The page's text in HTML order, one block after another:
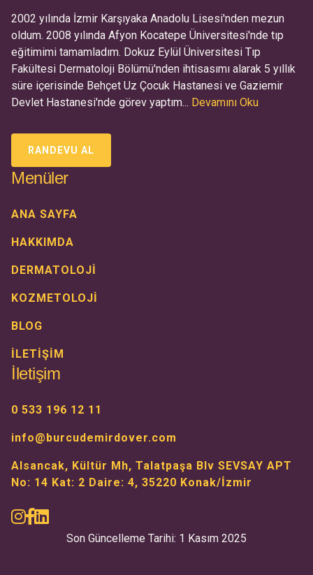
2002 yılında İzmir Karşıyaka Anadolu Lisesi'nden mezun
oldum. 2008 yılında Afyon Kocatepe Üniversitesi'nde tıp
eğitimimi tamamladım. Dokuz Eylül Üniversitesi Tıp
Fakültesi Dermatoloji Bölümü'nden ihtisasımı alarak 5 yıllık
süre içerisinde Behçet Uz Çocuk Hastanesi ve Gaziemir
Devlet Hastanesi'nde görev yaptım... Devamını Oku
RANDEVU AL
Menüler
ANA SAYFA
HAKKIMDA
DERMATOLOJİ
KOZMETOLOJİ
BLOG
İLETİŞİM
İletişim
0 533 196 12 11
info@burcudemirdover.com
Alsancak, Kültür Mh, Talatpaşa Blv SEVSAY APT
No: 14 Kat: 2 Daire: 4, 35220 Konak/İzmir
Son Güncelleme Tarihi: 1 Kasım 2025